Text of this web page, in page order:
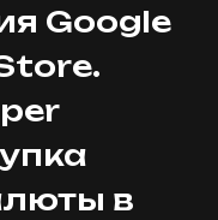
Google
в